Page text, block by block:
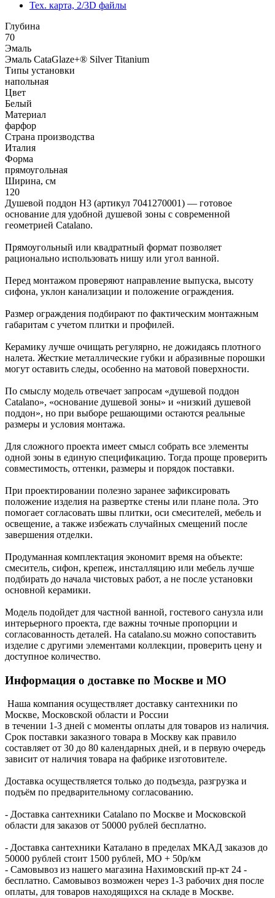
Тех. карта, 2/3D файлы
Глубина
70
Эмаль
Эмаль CataGlaze+® Silver Titanium
Типы установки
напольная
Цвет
Белый
Материал
фарфор
Страна производства
Италия
Форма
прямоугольная
Ширина, см
120
Душевой поддон H3 (артикул 7041270001) — готовое
основание для удобной душевой зоны с современной
геометрией Catalano.
Прямоугольный или квадратный формат позволяет
рационально использовать нишу или угол ванной.
Перед монтажом проверяют направление выпуска, высоту
сифона, уклон канализации и положение ограждения.
Размер ограждения подбирают по фактическим монтажным
габаритам с учетом плитки и профилей.
Керамику лучше очищать регулярно, не дожидаясь плотного
налета. Жесткие металлические губки и абразивные порошки
могут оставить следы, особенно на матовой поверхности.
По смыслу модель отвечает запросам «душевой поддон
Catalano», «основание душевой зоны» и «низкий душевой
поддон», но при выборе решающими остаются реальные
размеры и условия монтажа.
Для сложного проекта имеет смысл собрать все элементы
одной зоны в единую спецификацию. Тогда проще проверить
совместимость, оттенки, размеры и порядок поставки.
При проектировании полезно заранее зафиксировать
положение изделия на развертке стены или плане пола. Это
помогает согласовать швы плитки, оси смесителей, мебель и
освещение, а также избежать случайных смещений после
завершения отделки.
Продуманная комплектация экономит время на объекте:
смеситель, сифон, крепеж, инсталляцию или мебель лучше
подбирать до начала чистовых работ, а не после установки
основной керамики.
Модель подойдет для частной ванной, гостевого санузла или
интерьерного проекта, где важны точные пропорции и
согласованность деталей. На catalano.su можно сопоставить
изделие с другими элементами коллекции, проверить цену и
доступное количество.
Информация о доставке по Москве и МО
Наша компания осуществляет доставку сантехники по
Москве, Московской области и России
в течении 1-3 дней с моменты оплаты для товаров из наличия.
Срок поставки заказного товара в Москву как правило
составляет от 30 до 80 календарных дней, и в первую очередь
зависит от наличия товара на фабрике изготовителе.
Доставка осуществляется только до подъезда, разгрузка и
подъём по предварительному согласованию.
- Доставка сантехники Catalano по Москве и Московской
области для заказов от 50000 рублей бесплатно.
- Доставка сантехники Каталано в пределах МКАД заказов до
50000 рублей стоит 1500 рублей, МО + 50р/км
- Самовывоз из нашего магазина Нахимовский пр-кт 24 -
бесплатно. Самовывоз возможен через 1-3 рабочих дня после
оплаты, для товаров находящихся на складе в Москве.